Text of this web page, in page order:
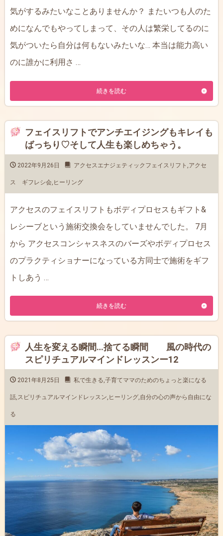
気がするみたいなことありませんか？ またいつも人のた
めになんでもやってしまって、その人は繁栄してるのに
気がついたら自分は何もないみたいな… 本当は能力高い
のに誰かに利用さ …
続きを読む
フェイスリフトでアンチエイジングもキレイも
ばっちり♡そして人生も楽しめちゃう。
2022年9月26日 アクセスエナジェティックフェイスリフト アクセ
ス ギフレシ会 ヒーリング
アクセスのフェイスリフトもボディプロセスもギフト&
レシーブという施術交換会をしていませんでした。 7月
から アクセスコンシャスネスのバーズやボディプロセス
のプラクティショナーになっている方同士で施術をギフ
トしあう …
続きを読む
人生を変える瞬間…捨てる瞬間 風の時代の
スピリチュアルマインドレッスンー12
2021年8月25日 私で生きる,子育てママのためのちょっと楽になる
話,スピリチュアルマインドレッスン, ヒーリング,自分の心の声から自由にな
る